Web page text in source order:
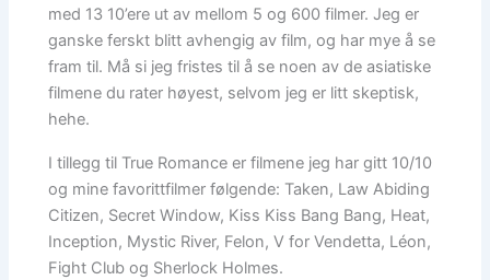
med 13 10’ere ut av mellom 5 og 600 filmer. Jeg er
ganske ferskt blitt avhengig av film, og har mye å se
fram til. Må si jeg fristes til å se noen av de asiatiske
filmene du rater høyest, selvom jeg er litt skeptisk,
hehe.
I tillegg til True Romance er filmene jeg har gitt 10/10
og mine favorittfilmer følgende: Taken, Law Abiding
Citizen, Secret Window, Kiss Kiss Bang Bang, Heat,
Inception, Mystic River, Felon, V for Vendetta, Léon,
Fight Club og Sherlock Holmes.